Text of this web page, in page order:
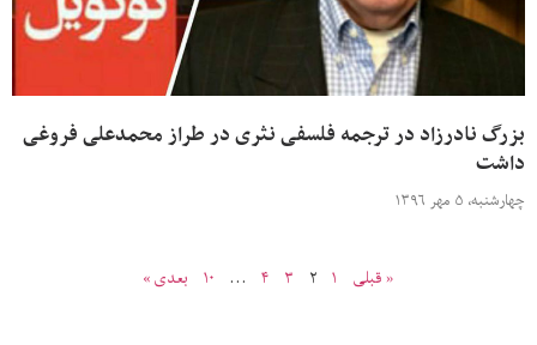
بزرگ نادرزاد در ترجمه فلسفی نثری در طراز محمدعلی فروغی
داشت
چهارشنبه، ۵ مهر ۱۳۹۶
« قبلی ۱ ۲ ۳ ۴ … ۱۰ بعدی »